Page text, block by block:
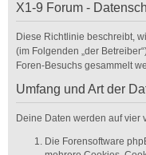
X1-9 Forum -
Diese Richtlinie beschreibt,
(im Folgenden „der
Foren-Besuchs gesammelt
Umfang und Art der
Deine Daten werden auf vier
Die Forensoftware